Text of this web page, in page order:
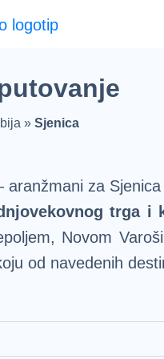
» Sjenica
aranžmani za
trga i
Novom
od navedenih
posetu i ovom
destinacije